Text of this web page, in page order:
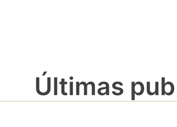
Últimas